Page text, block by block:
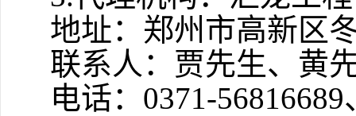
地址：郑州市高新区
联系人：贾先生、黄
电话： 0371-